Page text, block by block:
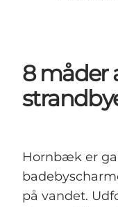
Områder
Planlæg din
CopenPay
8 måder
Hornbæk er
på vandet.